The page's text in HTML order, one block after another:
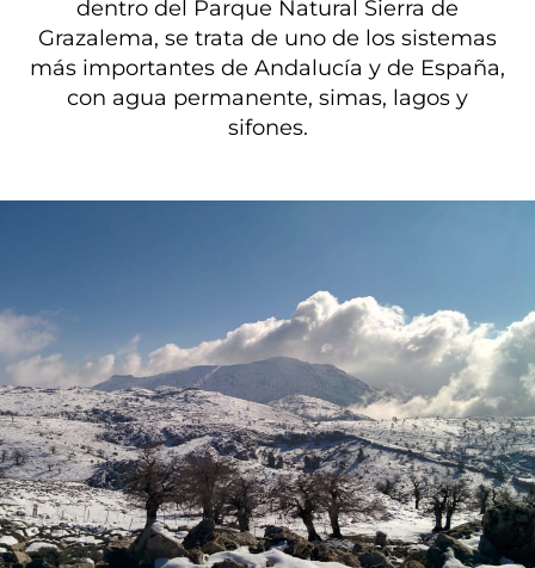
dentro del Parque Natural Sierra de
Grazalema, se trata de uno de los sistemas
más importantes de Andalucía y de España,
con agua permanente, simas, lagos y
sifones.